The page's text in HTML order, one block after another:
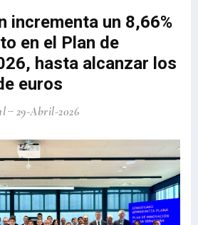
incrementa un 8,66%
en el Plan de
hasta alcanzar los
euros
29-Abril-2026